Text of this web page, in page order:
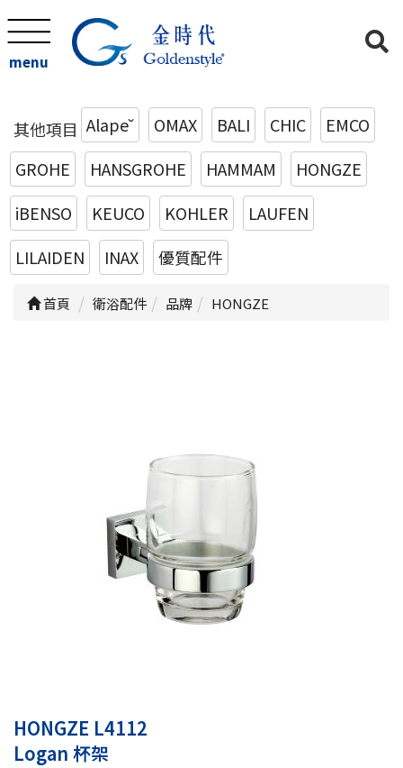
menu
其他項目 Alape˘ OMAX BALI CHIC
EMCO
GROHE
HANSGROHE HAMMAM
HONGZE
iBENSO
KEUCO KOHLER
LAUFEN
LILAIDEN
INAX 優質配件
首頁 衛浴配件 品牌 HONGZE
HONGZE L4112
Logan 杯架